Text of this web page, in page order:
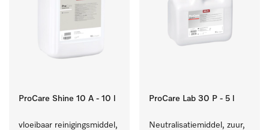
ProCare Shine 10 A - 10 l
vloeibaar reinigingsmiddel,
ProCare Lab 30 P - 5 l
Neutralisatiemiddel, zuur,